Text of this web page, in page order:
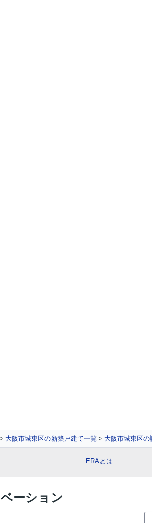
大阪市城東区の新築戸建て一覧 大阪市城東区
ERAとは
ーション